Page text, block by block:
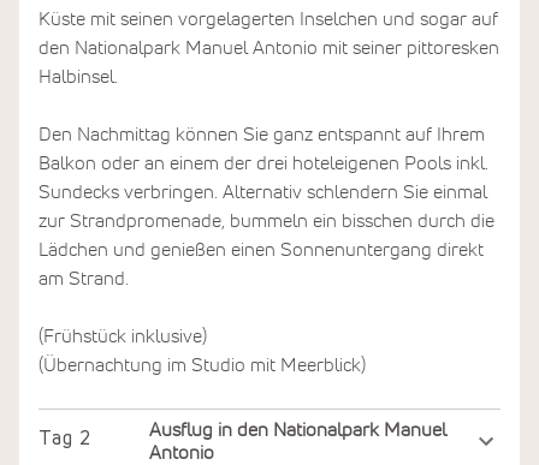
Küste mit seinen vorgelagerten Inselchen und sogar auf
den Nationalpark Manuel Antonio mit seiner pittoresken
Halbinsel.
Den Nachmittag können Sie ganz entspannt auf Ihrem
Balkon oder an einem der drei hoteleigenen Pools inkl.
Sundecks verbringen. Alternativ schlendern Sie einmal
zur Strandpromenade, bummeln ein bisschen durch die
Lädchen und genießen einen Sonnenuntergang direkt
am Strand.
(Frühstück inklusive)
(Übernachtung im Studio mit Meerblick)
Tag 2
Ausflug in den Nationalpark Manuel
Antonio